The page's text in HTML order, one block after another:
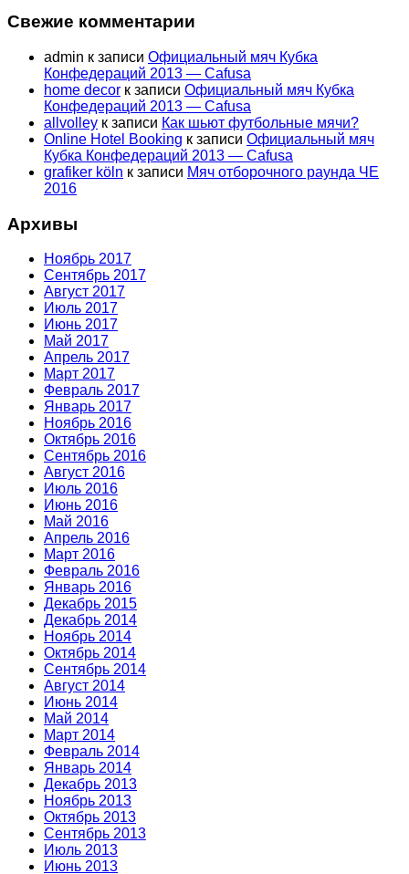
Свежие комментарии
admin к записи Официальный мяч Кубка
Конфедераций 2013 — Cafusa
home decor к записи Официальный мяч Кубка
Конфедераций 2013 — Cafusa
allvolley к записи Как шьют футбольные мячи?
Online Hotel Booking к записи Официальный мяч
Кубка Конфедераций 2013 — Cafusa
grafiker köln к записи Мяч отборочного раунда ЧЕ
2016
Архивы
Ноябрь 2017
Сентябрь 2017
Август 2017
Июль 2017
Июнь 2017
Май 2017
Апрель 2017
Март 2017
Февраль 2017
Январь 2017
Ноябрь 2016
Октябрь 2016
Сентябрь 2016
Август 2016
Июль 2016
Июнь 2016
Май 2016
Апрель 2016
Март 2016
Февраль 2016
Январь 2016
Декабрь 2015
Декабрь 2014
Ноябрь 2014
Октябрь 2014
Сентябрь 2014
Август 2014
Июнь 2014
Май 2014
Март 2014
Февраль 2014
Январь 2014
Декабрь 2013
Ноябрь 2013
Октябрь 2013
Сентябрь 2013
Июль 2013
Июнь 2013